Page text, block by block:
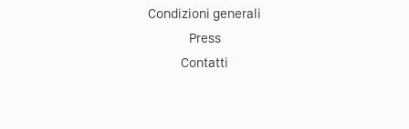
Condizioni generali
Press
Contatti